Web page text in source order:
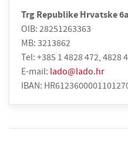
Trg Republike Hrvatske
OIB: 28251263363
MB: 3213862
Tel: +385 1 4828 472, 4828
E-mail: lado@lado.hr
IBAN: